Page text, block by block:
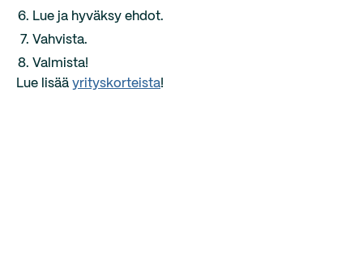
Lue ja hyväksy ehdot.
Vahvista.
Valmista!
Lue lisää yrityskorteista!